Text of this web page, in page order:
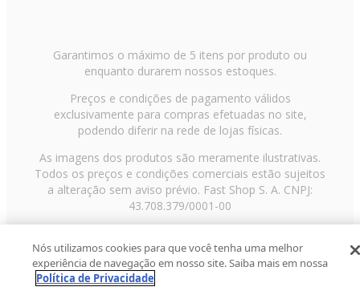
Garantimos o máximo de 5 itens por produto ou
enquanto durarem nossos estoques.
Preços e condições de pagamento válidos
exclusivamente para compras efetuadas no site,
podendo diferir na rede de lojas físicas.
As imagens dos produtos são meramente ilustrativas.
Todos os preços e condições comerciais estão sujeitos
a alteração sem aviso prévio. Fast Shop S. A. CNPJ:
43.708.379/0001-00
Paulo/SP, CEP 02029-001, Telefone: 11 3003-3728 ©
2013 Fast Shop - Todos os direitos reservadosRF
Nós utilizamos cookies para que você tenha uma melhor
experiência de navegação em nosso site. Saiba mais em nossa
Política de Privacidade